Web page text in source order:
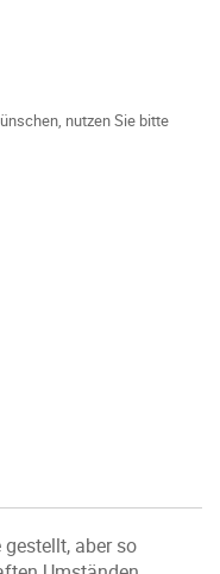
nutzen Sie bitte
aber so